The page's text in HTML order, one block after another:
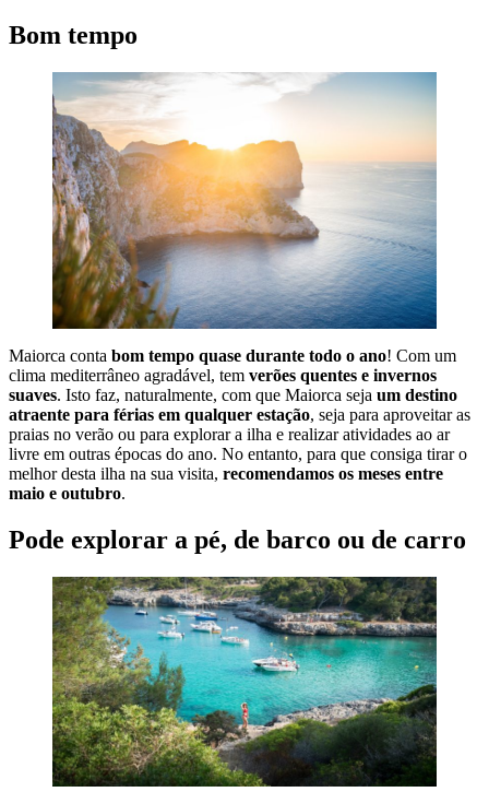
Bom tempo
Maiorca conta bom tempo quase durante todo o ano! Com um
clima mediterrâneo agradável, tem verões quentes e invernos
suaves. Isto faz, naturalmente, com que Maiorca seja um destino
atraente para férias em qualquer estação, seja para aproveitar as
praias no verão ou para explorar a ilha e realizar atividades ao ar
livre em outras épocas do ano. No entanto, para que consiga tirar o
melhor desta ilha na sua visita, recomendamos os meses entre
maio e outubro.
Pode explorar a pé, de barco ou de carro